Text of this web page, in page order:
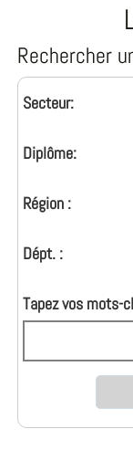
Rechercher
Secteur:
Diplôme:
Région :
Dépt. :
Tapez vos mots-